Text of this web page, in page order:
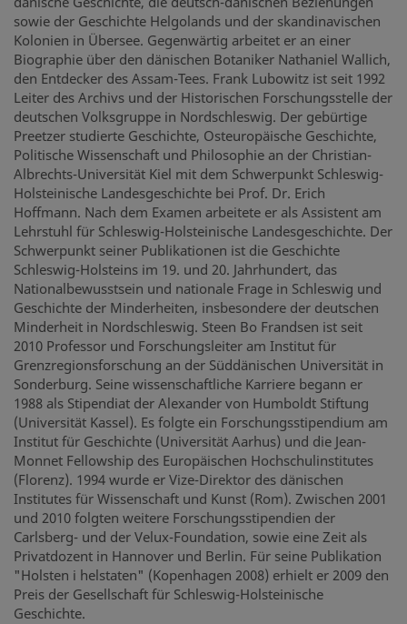
sowie der Geschichte Helgolands und der skandinavischen
Kolonien in Übersee. Gegenwärtig arbeitet er an einer
Biographie über den dänischen Botaniker Nathaniel Wallich,
den Entdecker des Assam-Tees. Frank Lubowitz ist seit 1992
Leiter des Archivs und der Historischen Forschungsstelle der
deutschen Volksgruppe in Nordschleswig. Der gebürtige
Preetzer studierte Geschichte, Osteuropäische Geschichte,
Politische Wissenschaft und Philosophie an der Christian-
Albrechts-Universität Kiel mit dem Schwerpunkt Schleswig-
Holsteinische Landesgeschichte bei Prof. Dr. Erich
Hoffmann. Nach dem Examen arbeitete er als Assistent am
Lehrstuhl für Schleswig-Holsteinische Landesgeschichte. Der
Schwerpunkt seiner Publikationen ist die Geschichte
Schleswig-Holsteins im 19. und 20. Jahrhundert, das
Nationalbewusstsein und nationale Frage in Schleswig und
Geschichte der Minderheiten, insbesondere der deutschen
Minderheit in Nordschleswig. Steen Bo Frandsen ist seit
2010 Professor und Forschungsleiter am Institut für
Grenzregionsforschung an der Süddänischen Universität in
Sonderburg. Seine wissenschaftliche Karriere begann er
1988 als Stipendiat der Alexander von Humboldt Stiftung
(Universität Kassel). Es folgte ein Forschungsstipendium am
Institut für Geschichte (Universität Aarhus) und die Jean-
Monnet Fellowship des Europäischen Hochschulinstitutes
(Florenz). 1994 wurde er Vize-Direktor des dänischen
Institutes für Wissenschaft und Kunst (Rom). Zwischen 2001
und 2010 folgten weitere Forschungsstipendien der
Carlsberg- und der Velux-Foundation, sowie eine Zeit als
Privatdozent in Hannover und Berlin. Für seine Publikation
"Holsten i helstaten" (Kopenhagen 2008) erhielt er 2009 den
Preis der Gesellschaft für Schleswig-Holsteinische
Geschichte.